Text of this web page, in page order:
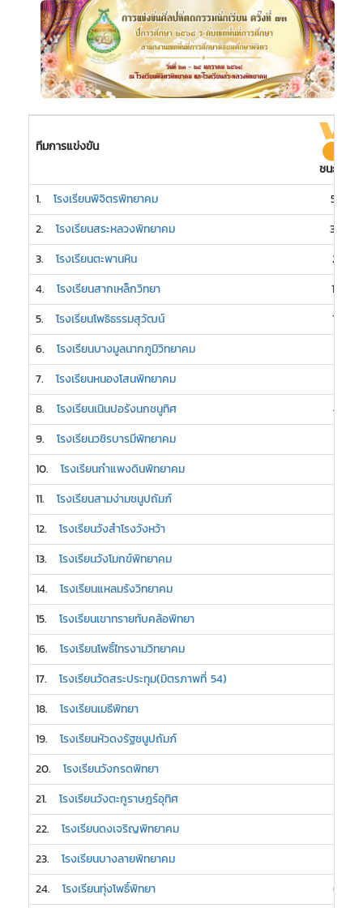
ทีมการแข่งขัน
ชนะเลิศ
1. โรงเรียนพิจิตรพิทยาคม
58
2. โรงเรียนสระหลวงพิทยาคม
30
3. โรงเรียนตะพานหิน
21
4. โรงเรียนสากเหล็กวิทยา
16
5. โรงเรียนโพธิธรรมสุวัฒน์
15
6. โรงเรียนบางมูลนากภูมิวิทยาคม
7. โรงเรียนหนองโสนพิทยาคม
8. โรงเรียนเนินปอรังนกชนูทิศ
4
9. โรงเรียนวชิรบารมีพิทยาคม
10. โรงเรียนกำแพงดินพิทยาคม
11. โรงเรียนสามง่ามชนูปถัมภ์
12. โรงเรียนวังสำโรงวังหว้า
13. โรงเรียนวังโมกข์พิทยาคม
14. โรงเรียนแหลมรังวิทยาคม
15. โรงเรียนเขาทรายทับคล้อพิทยา
16. โรงเรียนโพธิ์ไทรงามวิทยาคม
17. โรงเรียนวัดสระประทุม(มิตรภาพที่ 54)
18. โรงเรียนเมธีพิทยา
19. โรงเรียนหัวดงรัฐชนูปถัมภ์
20. โรงเรียนวังกรดพิทยา
21. โรงเรียนวังตะกูราษฎร์อุทิศ
22. โรงเรียนดงเจริญพิทยาคม
23. โรงเรียนบางลายพิทยาคม
24. โรงเรียนทุ่งโพธิ์พิทยา
0